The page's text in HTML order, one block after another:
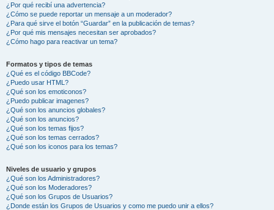
¿Por qué recibí una advertencia?
¿Cómo se puede reportar un mensaje a un moderador?
¿Para qué sirve el botón “Guardar” en la publicación de temas?
¿Por qué mis mensajes necesitan ser aprobados?
¿Cómo hago para reactivar un tema?
Formatos y tipos de temas
¿Qué es el código BBCode?
¿Puedo usar HTML?
¿Qué son los emoticonos?
¿Puedo publicar imagenes?
¿Qué son los anuncios globales?
¿Qué son los anuncios?
¿Qué son los temas fijos?
¿Qué son los temas cerrados?
¿Qué son los iconos para los temas?
Niveles de usuario y grupos
¿Qué son los Administradores?
¿Qué son los Moderadores?
¿Qué son los Grupos de Usuarios?
¿Donde están los Grupos de Usuarios y como me puedo unir a ellos?